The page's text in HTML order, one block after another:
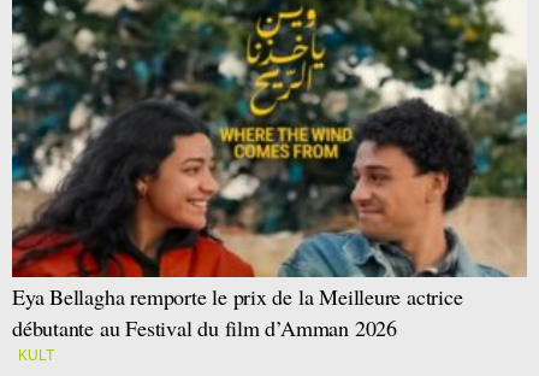
Eya Bellagha remporte le prix de la Meilleure actrice
débutante au Festival du film d’Amman 2026
KULT